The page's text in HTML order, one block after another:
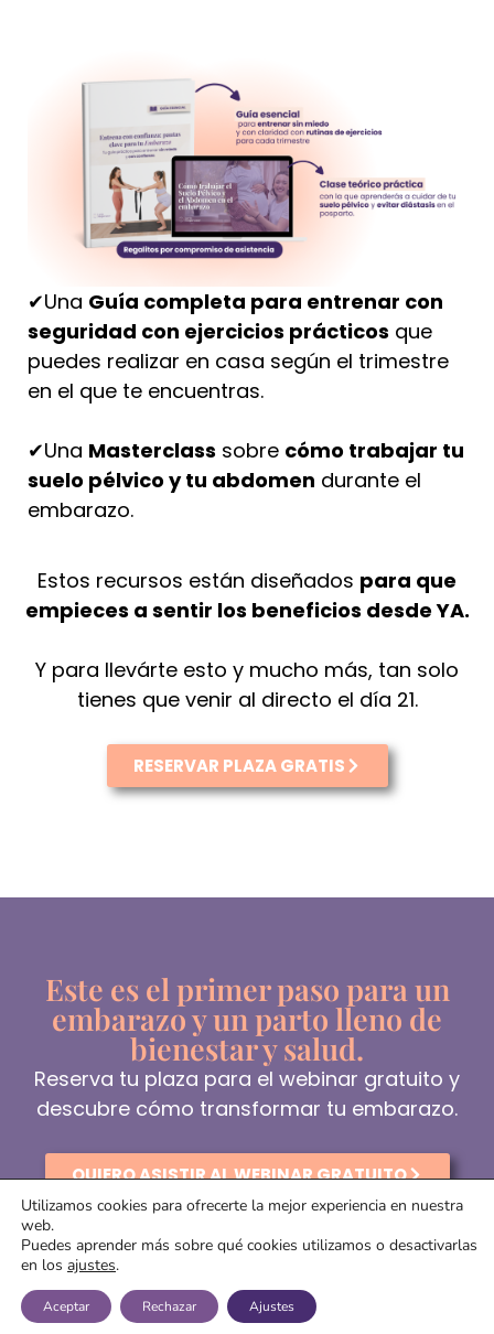
✔Una Guía completa para entrenar con
seguridad con ejercicios prácticos que
puedes realizar en casa según el trimestre
en el que te encuentras.
✔Una Masterclass sobre cómo trabajar tu
suelo pélvico y tu abdomen durante el
embarazo.
Estos recursos están diseñados para que
empieces a sentir los beneficios desde YA.
Y para llevárte esto y mucho más, tan solo
tienes que venir al directo el día 21.
RESERVAR PLAZA GRATIS
Este es el primer paso para un
embarazo y un parto lleno de
bienestar y salud.
Reserva tu plaza para el webinar gratuito y
descubre cómo transformar tu embarazo.
QUIERO ASISTIR AL WEBINAR GRATUITO
Aviso legal –Política de privacidad– Política de Cookies
Utilizamos cookies para ofrecerte la mejor experiencia en nuestra
web.
Puedes aprender más sobre qué cookies utilizamos o desactivarlas
en los ajustes.
Aceptar Rechazar Ajustes